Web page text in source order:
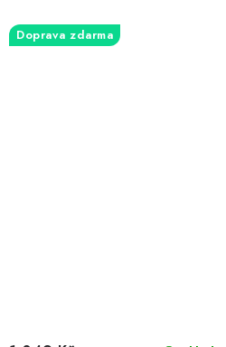
Doprava zdarma